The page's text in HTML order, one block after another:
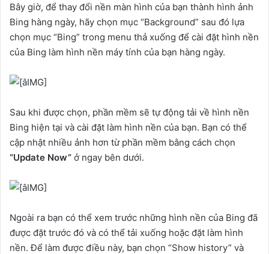
Bây giờ, để thay đổi nền màn hình của bạn thành hình ảnh
Bing hàng ngày, hãy chọn mục “Background” sau đó lựa
chọn mục “Bing” trong menu thả xuống để cài đặt hình nền
của Bing làm hình nền máy tính của bạn hàng ngày.
Sau khi được chọn, phần mềm sẽ tự động tải về hình nền
Bing hiện tại và cài đặt làm hình nền của bạn. Bạn có thể
cập nhật nhiều ảnh hơn từ phần mềm bằng cách chọn
“Update Now” ở ngay bên dưới.
Ngoài ra bạn có thể xem trước những hình nền của Bing đã
được đặt trước đó và có thể tải xuống hoặc đặt làm hình
nền. Để làm được điều này, bạn chọn “Show history” và